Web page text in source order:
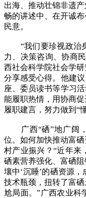
出海、推动壮锦非遗
畅的讲述中、在开诚
民意。
“我们要珍视政治身
力、决策咨询、协商
西社会科学院社会学
分享感受心得。他建
座、委员读书等学习
能履职热情，用协商
履职建言，努力做到“
广西“硒”地广阔，
位。如何加快推动富
村产业振兴？“近年来
硒素营养强化、富硒
壤中‘沉睡’的硒资源
技术瓶颈，扭转了富
尬局面。”广西农业科